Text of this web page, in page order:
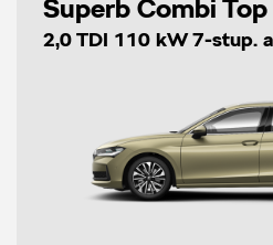
Superb Combi
2,0 TDI 110 kW 7-stup.